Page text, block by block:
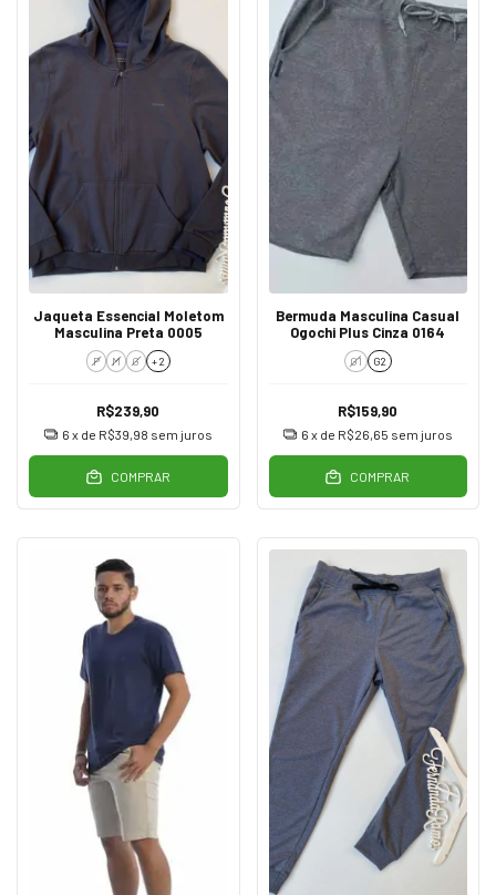
Jaqueta Essencial Moletom
Masculina Preta 0005
P M G + 2
R$239,90
6 x de R$39,98 sem juros
COMPRAR
Bermuda Masculina Casual
Ogochi Plus Cinza 0164
G1 G2
R$159,90
6 x de R$26,65 sem juros
COMPRAR